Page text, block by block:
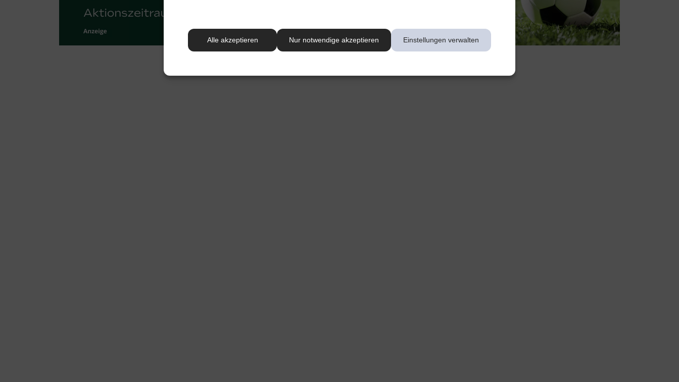
Alle akzeptieren Nur notwendige akzeptieren Einstellungen verwalten